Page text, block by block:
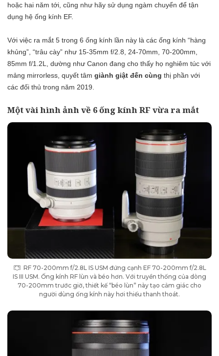
hoặc hai năm tới, cũng như hãy sử dụng ngàm chuyển để tận
dụng hệ ống kính EF.
Với việc ra mắt 5 trong 6 ống kính lần này là các ống kính “hàng
khủng”, “trâu cày” như 15-35mm f/2.8, 24-70mm, 70-200mm,
85mm f/1.2L, dường như Canon đang cho thấy họ nghiêm túc với
mảng mirrorless, quyết tâm giành giật đến cùng thị phần với
các đối thủ trong năm 2019.
Một vài hình ảnh về 6 ống kính RF vừa ra mắt
RF 70-200mm f/2.8L IS USM đứng cạnh EF 70-200mm f/2.8L
IS III USM. Ống kính RF lùn và béo hơn. Với truyền thống của dòng
70-200mm trước giờ, thiết kế “béo lùn” này tạo cảm giác cho
người dùng ống kính này hơi thiếu thanh thoát.